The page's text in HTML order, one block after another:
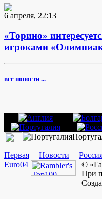
6 апреля, 22:13
«Торино»
игроками
все новости ...
Первая | Новости |
Euro04 ©
При